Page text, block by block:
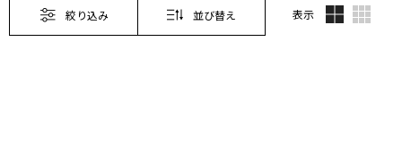
絞り込み 並び替え 表示